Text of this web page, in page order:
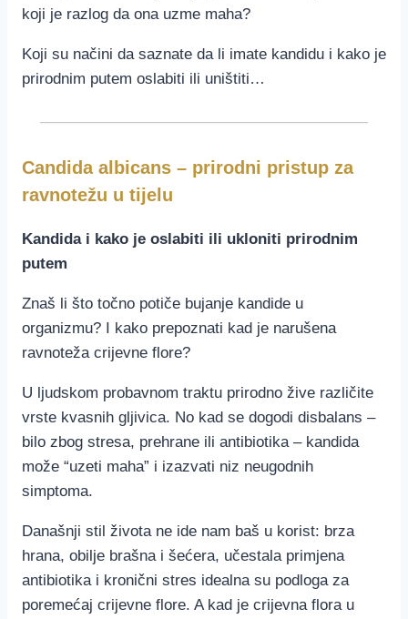
koji je razlog da ona uzme maha?
Koji su načini da saznate da li imate kandidu i kako je
prirodnim putem oslabiti ili uništiti…
Candida albicans – prirodni pristup za
ravnotežu u tijelu
Kandida i kako je oslabiti ili ukloniti prirodnim
putem
Znaš li što točno potiče bujanje kandide u
organizmu? I kako prepoznati kad je narušena
ravnoteža crijevne flore?
U ljudskom probavnom traktu prirodno žive različite
vrste kvasnih gljivica. No kad se dogodi disbalans –
bilo zbog stresa, prehrane ili antibiotika – kandida
može “uzeti maha” i izazvati niz neugodnih
simptoma.
Današnji stil života ne ide nam baš u korist: brza
hrana, obilje brašna i šećera, učestala primjena
antibiotika i kronični stres idealna su podloga za
poremećaj crijevne flore. A kad je crijevna flora u